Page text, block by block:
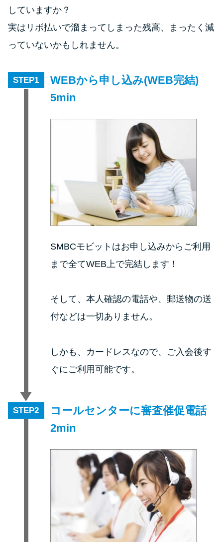
質屋でお金を借りるには？年利
未成年でもお金を借りられる？
学生がお金を借りる方法は？親
へのバレにくさや将来への影響
ソフト闇金とは？悪質な手口に
090金融（闇金）からお金を借り
申し込みブラックとは?判断の目
ブラックでもお金を借りるに
は？3つの判断基準と工面法
アコムはブラックでも審査に通
方法
アコムとレイクどっちがいい
の？ カードローンの選び方を徹
底解説！
プロミスの返済方法を徹底解
説！ もっとも便利でお得な返済
していますか？
実はリボ払いで溜まってしまった残高、まったく減
っていないかもしれません。
STEP
WEBから申し込み(WEB完結)
5min
SMBCモビットはお申し込みからご利用
まで全てWEB上で完結します！
そして、本人確認の電話や、郵送物の送
付などは一切ありません。
しかも、カードレスなので、ご入会後す
ぐにご利用可能です。
STEP
コールセンターに審査催促電話
2min